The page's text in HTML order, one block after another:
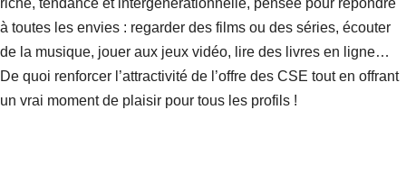
riche, tendance et intergénérationnelle, pensée pour répondre
à toutes les envies : regarder des films ou des séries, écouter
de la musique, jouer aux jeux vidéo, lire des livres en ligne…
De quoi renforcer l’attractivité de l’offre des CSE tout en offrant
un vrai moment de plaisir pour tous les profils !